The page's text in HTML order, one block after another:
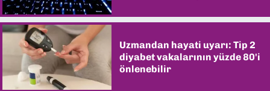
Uzmandan hayati uyarı: Tip 2
diyabet vakalarının yüzde 80'i
önlenebilir